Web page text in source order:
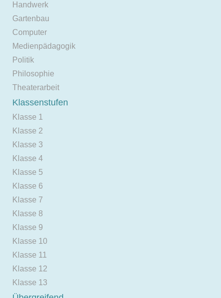
Handwerk
Gartenbau
Computer
Medienpädagogik
Politik
Philosophie
Theaterarbeit
Klassenstufen
Klasse 1
Klasse 2
Klasse 3
Klasse 4
Klasse 5
Klasse 6
Klasse 7
Klasse 8
Klasse 9
Klasse 10
Klasse 11
Klasse 12
Klasse 13